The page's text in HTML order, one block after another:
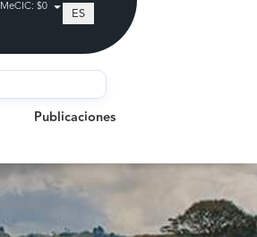
MeCIC: $0 ES
Publicaciones
Publicaciones